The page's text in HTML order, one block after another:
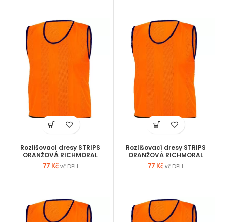
Rozlišovací dresy STRIPS
ORANŽOVÁ RICHMORAL
velikost L
77Kč vč DPH
Rozlišovací dresy STRIPS
ORANŽOVÁ RICHMORAL
velikost M
77Kč vč DPH